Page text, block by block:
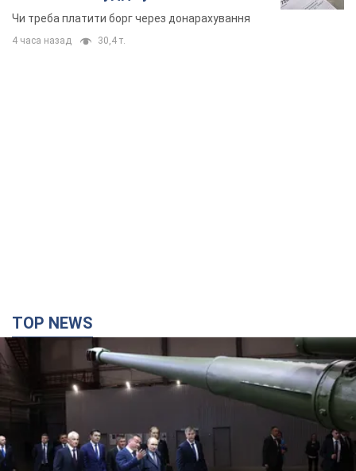
неочікуване рішення
Чи треба платити борг через донарахування
4 часа назад 30,4 т.
TOP NEWS